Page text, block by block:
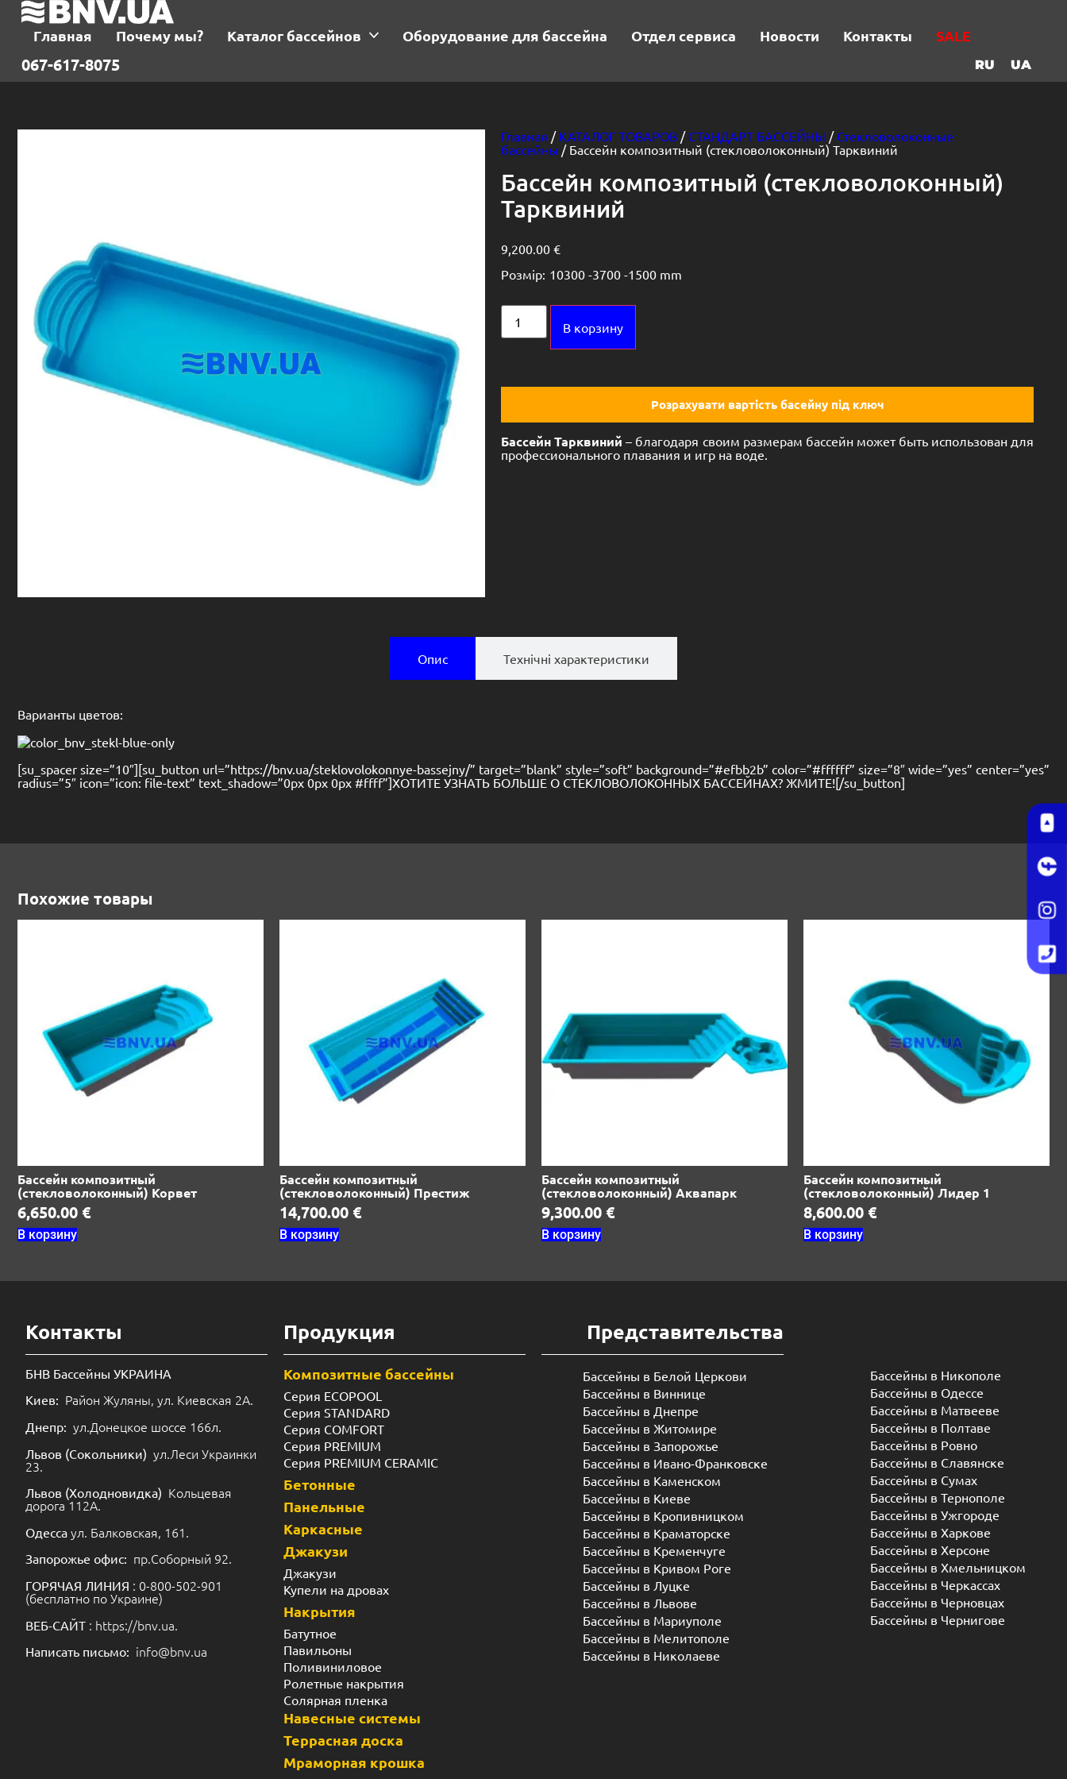
Главная Почему мы? Каталог бассейнов Оборудование для бассейна Отдел сервиса Новости Контакты SALE
067-617-8075 RU UA
Главная / КАТАЛОГ ТОВАРОВ / СТАНДАРТ БАССЕЙНЫ / Стекловолоконные
бассейны / Бассейн композитный (стекловолоконный) Тарквиний
Бассейн композитный (стекловолоконный)
Тарквиний
9,200.00€
Розмір: 10300 -3700 -1500 mm
В корзину
Розрахувати вартість басейну під ключ
Бассейн Тарквиний– благодаря своим размерам бассейн может быть использован для
профессионального плавания и игр на воде.
Опис Технічні характеристики
Варианты цветов:
[su_spacer size=”10″][su_button url=”https://bnv.ua/steklovolokonnye-bassejny/” target=”blank” style=”soft” background=”#efbb2b” color=”#ffffff” size=”8″ wide=”yes” center=”yes”
radius=”5″ icon=”icon: file-text” text_shadow=”0px 0px 0px #ffff”]ХОТИТЕ УЗНАТЬ БОЛЬШЕ О СТЕКЛОВОЛОКОННЫХ БАССЕЙНАХ? ЖМИТЕ![/su_button]
Похожие товары
Бассейн композитный
(стекловолоконный) Корвет
6,650.00 €
В корзину
Бассейн композитный
(стекловолоконный) Престиж
14,700.00 €
В корзину
Бассейн композитный
(стекловолоконный) Аквапарк
9,300.00 €
В корзину
Бассейн композитный
(стекловолоконный) Лидер 1
8,600.00 €
В корзину
Контакты
БНВ Бассейны УКРАИНА
Киев: Район Жуляны, ул. Киевская 2А.
Днепр: ул.Донецкое шоссе 166л.
Львов (Сокольники) ул.Леси Украинки
23.
Львов (Холодновидка) Кольцевая
дорога 112А.
Одесса ул. Балковская, 161.
Запорожье офис: пр.Соборный 92.
ГОРЯЧАЯ ЛИНИЯ : 0-800-502-901
(бесплатно по Украине)
ВЕБ-САЙТ : https://bnv.ua.
Написать письмо: info@bnv.ua
Продукция
Композитные бассейны
Серия ECOPOOL
Серия STANDARD
Серия COMFORT
Серия PREMIUM
Серия PREMIUM CERAMIC
Бетонные
Панельные
Каркасные
Джакузи
Джакузи
Купели на дровах
Накрытия
Батутное
Павильоны
Поливиниловое
Ролетные накрытия
Солярная пленка
Навесные системы
Террасная доска
Мраморная крошка
Представительства
Бассейны в Белой Церкови
Бассейны в Виннице
Бассейны в Днепре
Бассейны в Житомире
Бассейны в Запорожье
Бассейны в Ивано-Франковске
Бассейны в Каменском
Бассейны в Киеве
Бассейны в Кропивницком
Бассейны в Краматорске
Бассейны в Кременчуге
Бассейны в Кривом Роге
Бассейны в Луцке
Бассейны в Львове
Бассейны в Мариуполе
Бассейны в Мелитополе
Бассейны в Николаеве
Бассейны в Никополе
Бассейны в Одессе
Бассейны в Матвееве
Бассейны в Полтаве
Бассейны в Ровно
Бассейны в Славянске
Бассейны в Сумах
Бассейны в Тернополе
Бассейны в Ужгороде
Бассейны в Харкове
Бассейны в Херсоне
Бассейны в Хмельницком
Бассейны в Черкассах
Бассейны в Черновцах
Бассейны в Чернигове